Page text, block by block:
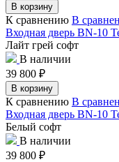
В корзину
К сравнению В
Входная дверь BN-10
Лайт грей софт
В наличии
39 800 ₽
В корзину
К сравнению В
Входная дверь BN-10
Белый софт
В наличии
39 800 ₽